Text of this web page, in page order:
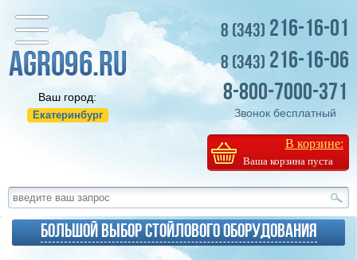
Ваш город:
Екатеринбург
8 (343) 216-16-01
8 (343) 216-16-06
8-800-7000-371
Звонок бесплатный
В корзине:
Ваша корзина пуста
Большой выбор стойлового оборудования